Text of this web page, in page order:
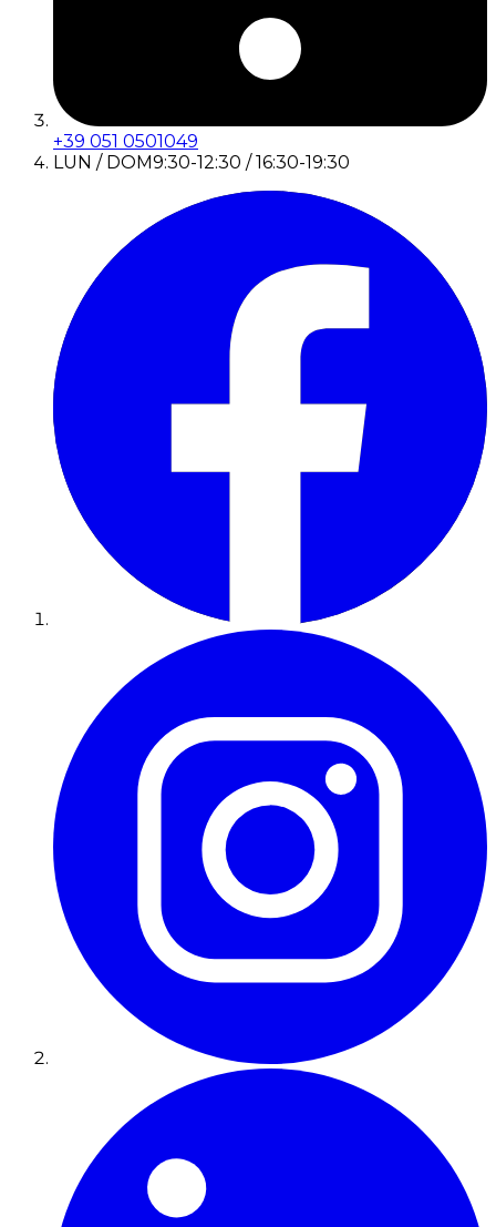
+39 051 0501049
LUN / DOM9:30-12:30 / 16:30-19:30